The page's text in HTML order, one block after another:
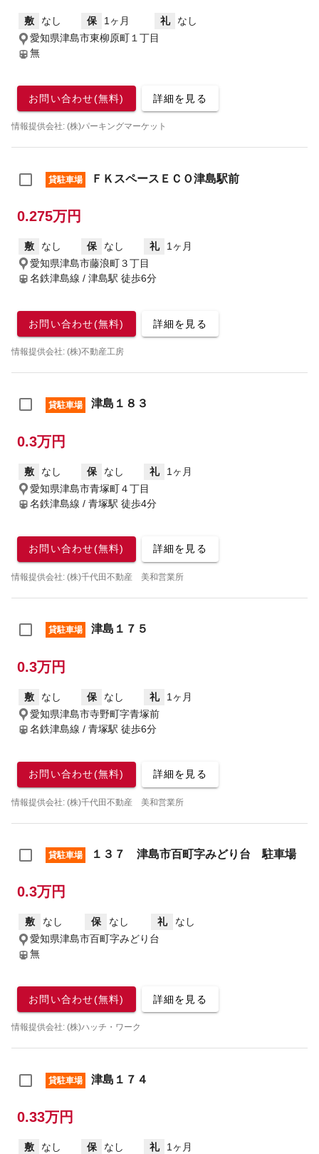
敷 なし 保 1ヶ月 礼
なし
愛知県津島市東柳原町１丁目
無
お問い合わせ(無料) 詳細を見る
情報提供会社: (株)パーキングマーケット
貸駐車場 ＦＫスペースＥＣＯ津島駅前
0.275万円
敷 なし 保 なし 礼
1ヶ月
愛知県津島市藤浪町３丁目
名鉄津島線 / 津島駅 徒歩6分
お問い合わせ(無料) 詳細を見る
情報提供会社: (株)不動産工房
貸駐車場 津島１８３
0.3万円
敷 なし 保 なし 礼
1ヶ月
愛知県津島市青塚町４丁目
名鉄津島線 / 青塚駅 徒歩4分
お問い合わせ(無料) 詳細を見る
情報提供会社: (株)千代田不動産 美和営業所
貸駐車場 津島１７５
0.3万円
敷 なし 保 なし 礼
1ヶ月
愛知県津島市寺野町字青塚前
名鉄津島線 / 青塚駅 徒歩6分
お問い合わせ(無料) 詳細を見る
情報提供会社: (株)千代田不動産 美和営業所
貸駐車場 １３７ 津島市百町字みどり台 駐車場
0.3万円
敷 なし 保 なし 礼
なし
愛知県津島市百町字みどり台
無
お問い合わせ(無料) 詳細を見る
情報提供会社: (株)ハッチ・ワーク
貸駐車場 津島１７４
0.33万円
敷 なし 保 なし 礼 1ヶ月